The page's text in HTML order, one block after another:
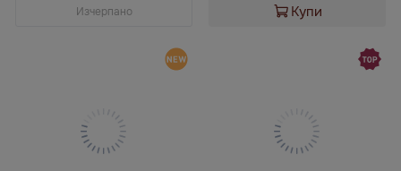
Изчерпано Купи